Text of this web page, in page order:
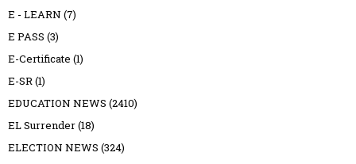
E - LEARN (7)
E PASS (3)
E-Certificate (1)
E-SR(1)
EDUCATION NEWS (2410)
EL Surrender(18)
ELECTION NEWS (324)